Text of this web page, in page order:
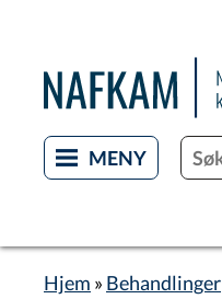
hovedinnhold
Hjem Behandlinger